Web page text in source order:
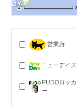
営業所
ニューデイズ
PUDOロッカ
ー